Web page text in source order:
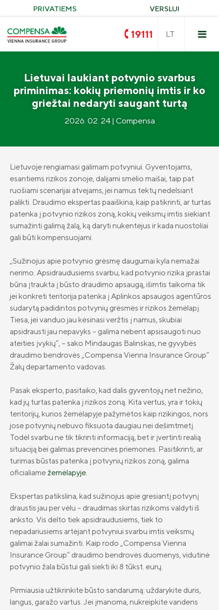
Privalomasis vairuotojų civilinės
KASKO draudimas
KASKO draudimas elektromobiliams
KASKO alternatyvus
Turto draudimas
Žalieji įrenginiai
Nelaimingi atsitikimai
Kelionės
Neapykantai STOP
„Compensa Life“ sveikatos draudimas
„Seesam“ sveikatos draudimas
II pensijų pakopa: likti ar išlipti?
Investavimo kryptys
Kas yra investavimas?
Rizikų draudimas
Draudimas nuo vėžinių susirgimų
„OncoDrop“
Pensinio anuiteto draudimas
Gyvybės draudimo klientų DUK
„Compensa Life“ esminė informacija
draudėjui
ADB „Compensa Vienna Insurance
Group“ kontaktai
„Compensa Life Vienna Insurance Group
SE“ Lietuvos filialo kontaktai
Naujienos
Apie mus
Tvarumas
Teisinė informacija
Finansinė informacija
Draudimo tarpininkų sąrašas
Karjera
Susisiekite
PRIVATIEMS VERSLUI
19111
Lietuvai laukiant potvynio svarbus
priminimas: kokių priemonių imtis ir ko
griežtai nedaryti saugant turtą
2026. 02. 24 | Compensa
Lietuvoje rengiamasi galimam potvyniui. Gyventojams,
esantiems rizikos zonoje, dalijami smėlio maišai, taip pat
ruošiami scenarijai atvejams, jei namus tektų nedelsiant
palikti. Draudimo ekspertas paaiškina, kaip patikrinti, ar turtas
patenka į potvynio rizikos zoną, kokių veiksmų imtis siekiant
sumažinti galimą žalą, ką daryti nukentėjus ir kada nuostoliai
gali būti kompensuojami.
„Sužinojus apie potvynio grėsmę daugumai kyla nemažai
nerimo. Apsidraudusiems svarbu, kad potvynio rizika įprastai
būna įtraukta į būsto draudimo apsaugą, išimtis taikoma tik
jei konkreti teritorija patenka į Aplinkos apsaugos agentūros
sudarytą padidintos potvynių grėsmės ir rizikos žemėlapį.
Tiesa, jei vanduo jau kėsinasi veržtis į namus, skubiai
apsidrausti jau nepavyks – galima nebent apsisaugoti nuo
ateities įvykių“, – sako Mindaugas Balinskas, ne gyvybės
draudimo bendrovės „Compensa Vienna Insurance Group“
Žalų departamento vadovas.
Pasak eksperto, pasitaiko, kad dalis gyventojų net nežino,
kad jų turtas patenka į rizikos zoną. Kita vertus, yra ir tokių
teritorijų, kurios žemėlapyje pažymėtos kaip rizikingos, nors
jose potvynių nebuvo fiksuota daugiau nei dešimtmetį.
Todėl svarbu ne tik tikrinti informaciją, bet ir įvertinti realią
situaciją bei galimas prevencines priemones. Pasitikrinti, ar
turimas būstas patenka į potvynių rizikos zoną, galima
oficialiame žemėlapyje.
Ekspertas patikslina, kad sužinojus apie gresiantį potvynį
draustis jau per vėlu – draudimas skirtas rizikoms valdyti iš
anksto. Vis dėlto tiek apsidraudusiems, tiek to
nepadariusiems artėjant potvyniui svarbu imtis veiksmų
galimai žalai sumažinti. Kaip rodo „Compensa Vienna
Insurance Group“ draudimo bendrovės duomenys, vidutinė
potvynio žala būstui gali siekti iki 8 tūkst. eurų.
Pirmiausia užtikrinkite būsto sandarumą: uždarykite duris,
langus, garažo vartus. Jei įmanoma, nukreipkite vandens